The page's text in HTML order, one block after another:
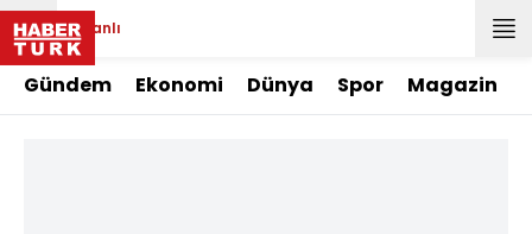
Canlı
Gündem Ekonomi Dünya Spor Magazin